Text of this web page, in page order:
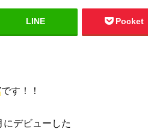
LINE Pocket
です！！
デビューした